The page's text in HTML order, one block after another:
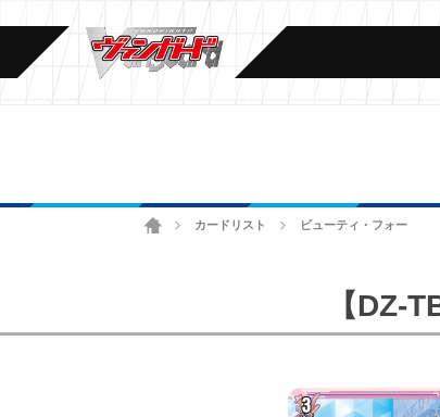
ホームカードリスト ビューティ・フォー
【DZ-